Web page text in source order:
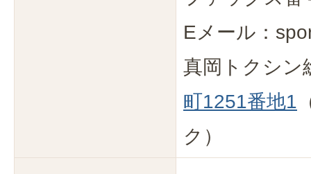
Eメール：
真岡トクシン
町1251番地1
ク）